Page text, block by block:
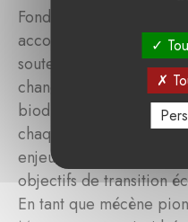
Fondée en 2024, la
accompagne les
soutenir des projets
changement climatique
biodiversité. Un comité
chaque projet afin de
enjeux
objectifs de transition
En tant que mécène